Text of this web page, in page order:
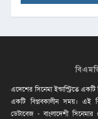
এদেশের সিনেমা ইন্ডাস্ট্রিতে
একটি বিপ্লবকালীন সময়। এই
ডেটাবেজ - বাংলাদেশী সিনেমার